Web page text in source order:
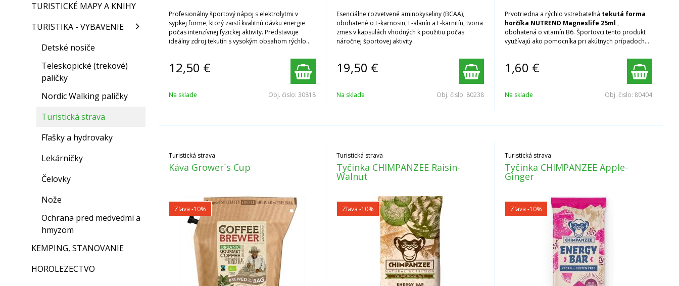
Profesionálny športový nápoj s elektrolytmi v
sypkej forme, ktorý zaistí kvalitnú dávku energie
počas intenzívnej fyzickej aktivity. Predstavuje
ideálny zdroj tekutín s vysokým obsahom rýchlo
12,50 €
Na sklade Obj. čislo:30818
Esenciálne rozvetvené aminokyseliny (BCAA),
obohatené o L-karnosin, L-alanín a L-karnitín, tvoria
zmes v kapsulách vhodných k použitiu počas
náročnej športovej aktivity.
19,50 €
Na sklade Obj. čislo: 80238
Prvotriedna a rýchlo vstrebateľná tekutá forma
horčíka NUTREND Magneslife 25ml ,
obohatená o vitamín B6. Športovci tento produkt
využívajú ako pomocníka pri akútnych prípadoch
1,60 €
Na sklade Obj. čislo: 80404
Turistická strava
Káva Grower´s Cup
Zľava -10%
Turistická strava
Tyčinka CHIMPANZEE Raisin-
Walnut
Zľava -10%
Turistická strava
Tyčinka CHIMPANZEE Apple-
Ginger
Zľava -10%
TURISTICKÉ MAPY A KNIHY
TURISTIKA - VYBAVENIE
Detské nosiče
Teleskopické (trekové)
paličky
Nordic Walking paličky
Turistická strava
Fľašky a hydrovaky
Lekárničky
Čelovky
Nože
Ochrana pred medvedmi a
hmyzom
KEMPING, STANOVANIE
HOROLEZECTVO